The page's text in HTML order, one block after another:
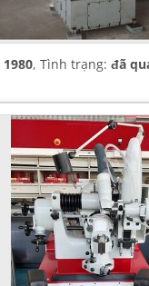
1980, Tình trạng: đã